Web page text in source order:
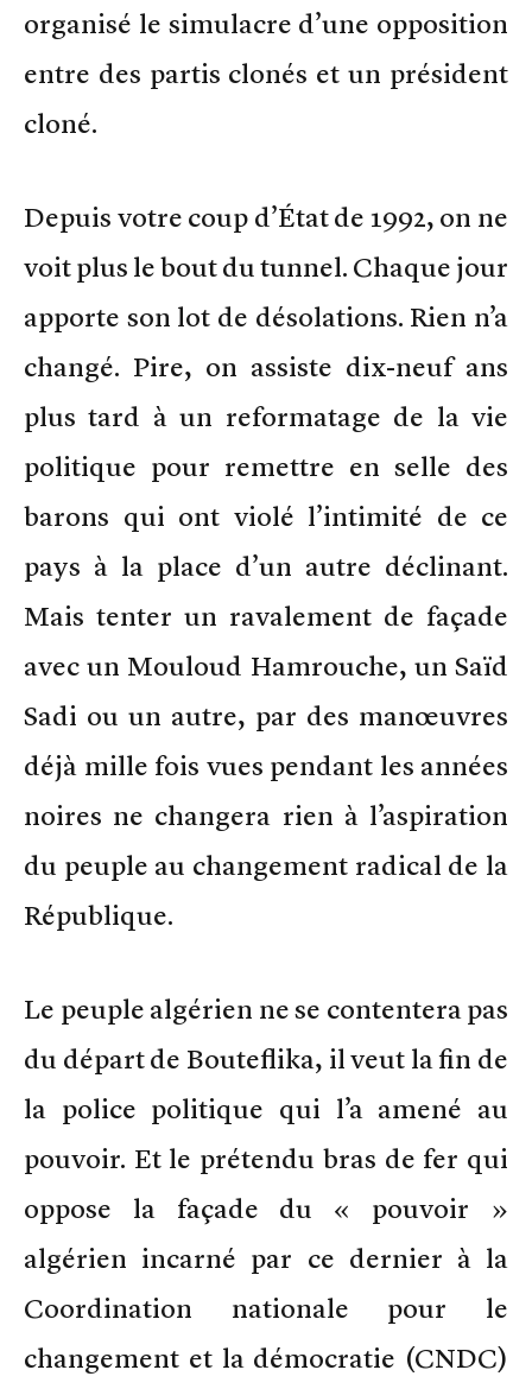
organisé le simulacre d’une opposition
entre des partis clonés et un président
cloné.
Depuis votre coup d’État de 1992, on ne
voit plus le bout du tunnel. Chaque jour
apporte son lot de désolations. Rien n’a
changé. Pire, on assiste dix-neuf ans
plus tard à un reformatage de la vie
politique pour remettre en selle des
barons qui ont violé l’intimité de ce
pays à la place d’un autre déclinant.
Mais tenter un ravalement de façade
avec un Mouloud Hamrouche, un Saïd
Sadi ou un autre, par des manœuvres
déjà mille fois vues pendant les années
noires ne changera rien à l’aspiration
du peuple au changement radical de la
République.
Le peuple algérien ne se contentera pas
du départ de Bouteflika, il veut la fin de
la police politique qui l’a amené au
pouvoir. Et le prétendu bras de fer qui
oppose la façade du « pouvoir »
algérien incarné par ce dernier à la
Coordination nationale pour le
changement et la démocratie (CNDC)